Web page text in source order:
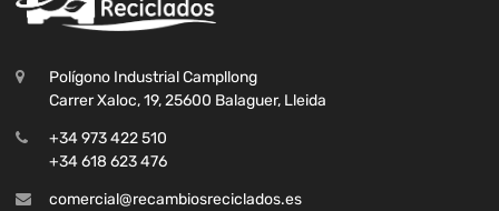
Polígono Industrial Campllong
Carrer Xaloc, 19, 25600 Balaguer, Lleida
+34 973 422 510
+34 618 623 476
comercial@recambiosreciclados.es